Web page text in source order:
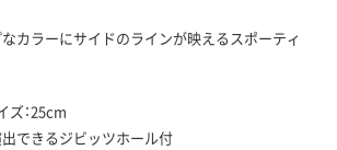
なカラーにサイドのラインが映えるスポーティ
ズ：25cm
出できるジビッツホール付